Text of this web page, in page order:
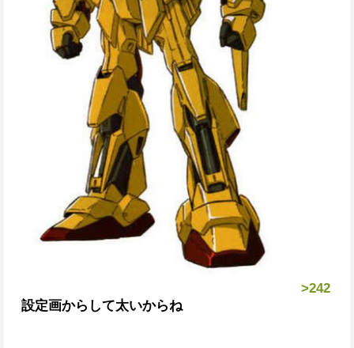
>242
設定画からして太いからね